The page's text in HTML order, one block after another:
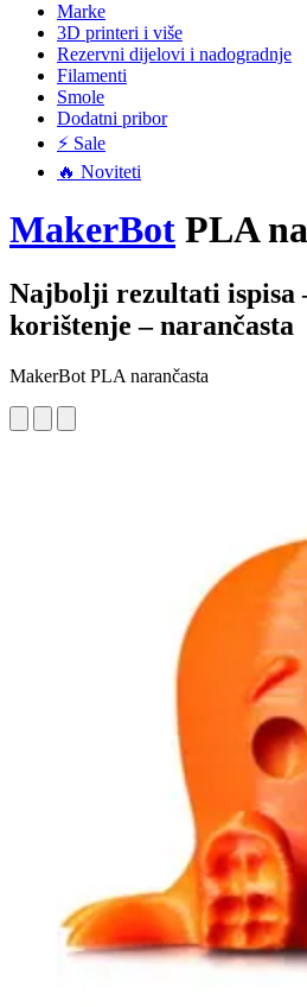
Marke
3D printeri i više
Rezervni dijelovi i nadogradnje
Filamenti
Smole
Dodatni pribor
⚡ Sale
🔥 Noviteti
MakerBot PLA
Najbolji rezultati ispisa
korištenje – narančasta
MakerBot PLA narančasta